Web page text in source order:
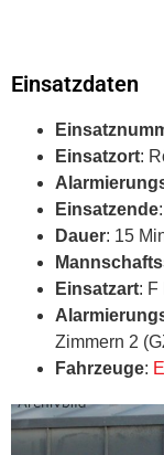
Einsatzdaten
Einsatzort:
Einsatzende
Dauer: 15
Einsatzart: F
Zimmern 2
Fahrzeuge: